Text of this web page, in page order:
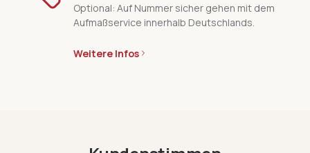
Optional: Auf Nummer sicher gehen mit dem
Aufmaßservice innerhalb Deutschlands.
Weitere Infos